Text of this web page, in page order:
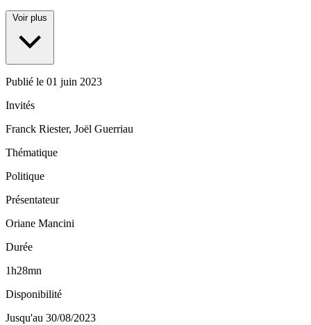
Voir plus
Publié le 01 juin 2023
Invités
Franck Riester, Joël Guerriau
Thématique
Politique
Présentateur
Oriane Mancini
Durée
1h28mn
Disponibilité
Jusqu'au 30/08/2023